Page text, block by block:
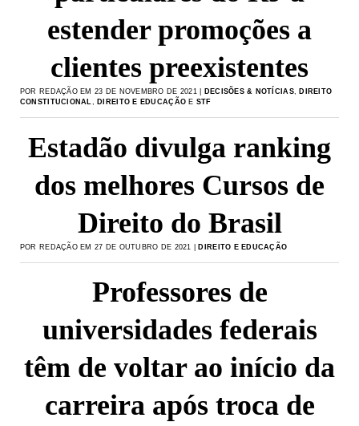
estender promoções a
clientes preexistentes
POR REDAÇÃO EM 23 DE NOVEMBRO DE 2021 | DECISÕES & NOTÍCIAS, DIREITO
CONSTITUCIONAL, DIREITO E EDUCAÇÃO E STF
Estadão divulga ranking
dos melhores Cursos de
Direito do Brasil
POR REDAÇÃO EM 27 DE OUTUBRO DE 2021 | DIREITO E EDUCAÇÃO
Professores de
universidades federais
têm de voltar ao início da
carreira após troca de